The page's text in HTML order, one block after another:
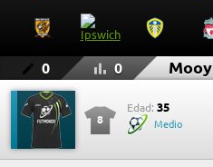
0 0 Mooy
8
Edad: 35
Medio